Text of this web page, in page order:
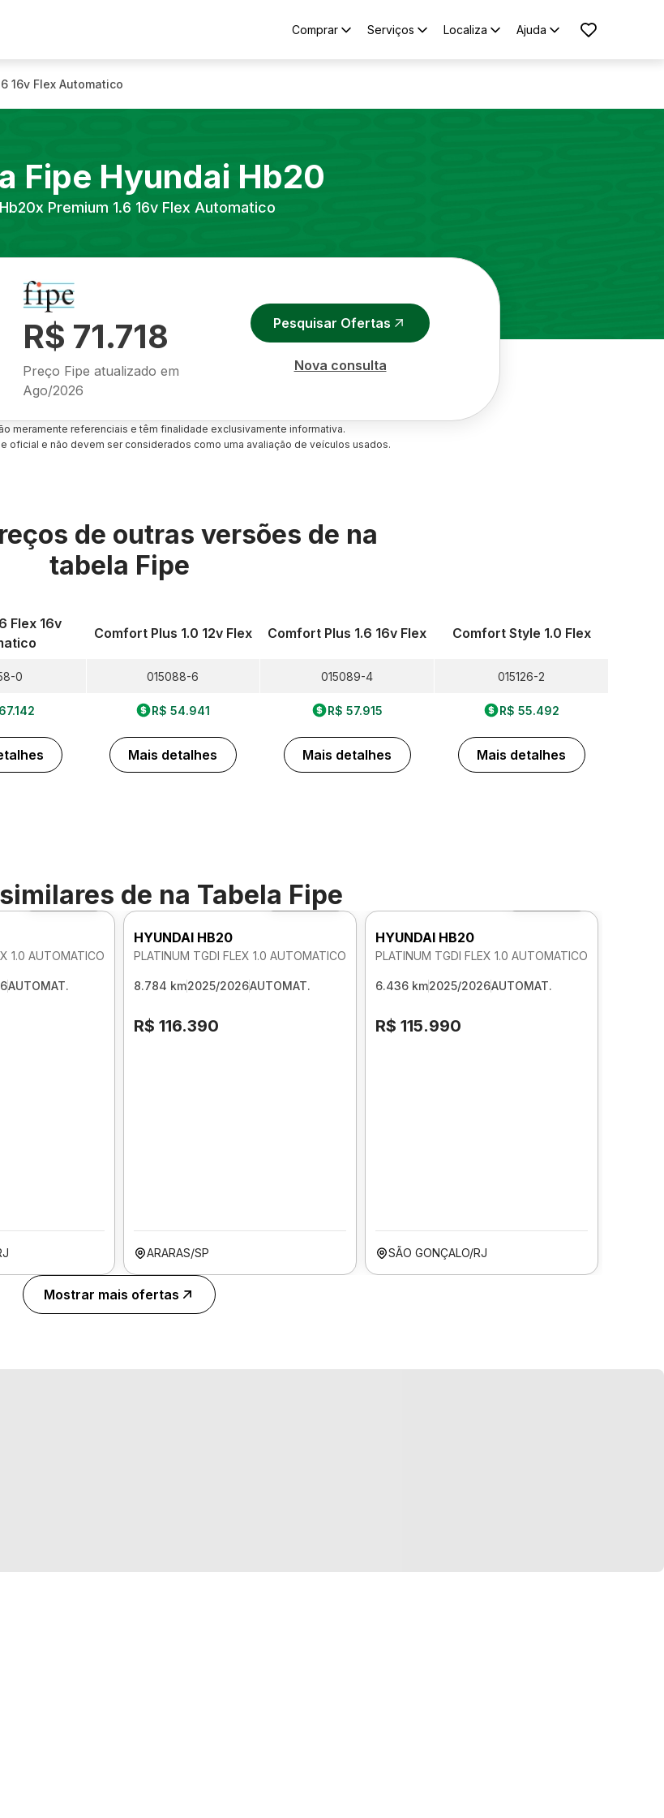
Comprar Serviços Localiza Ajuda
16v Flex Automatico
Fipe Hyundai Hb20
Hb20x Premium 1.6 16v Flex Automatico
R$ 71.718
Preço Fipe atualizado em
Ago/2026
Pesquisar Ofertas
Nova consulta
meramente referenciais e têm finalidade exclusivamente informativa.
oficial e não devem ser considerados como uma avaliação de veículos usados.
de outras versões de na
tabela Fipe
Flex 16v
0
Comfort Plus 1.0 12v Flex
015088-6
R$ 54.941
Mais detalhes
Comfort Plus 1.6 16v Flex
015089-4
R$ 57.915
Mais detalhes
Comfort Style 1.0 Flex
015126-2
R$ 55.492
Mais detalhes
de na Tabela Fipe
Foto 360º
1.0 AUTOMATICO
AUTOMAT.
Foto 360º
HYUNDAI HB20
PLATINUM TGDI FLEX 1.0 AUTOMATICO
8.784 km2025/2026AUTOMAT.
R$ 116.390
ARARAS/SP
HYUNDAI HB20
PLATINUM TGDI FLEX 1.0 AUTOMATICO
6.436 km2025/2026AUTOMAT.
R$ 115.990
SÃO GONÇALO/RJ
Mostrar mais ofertas